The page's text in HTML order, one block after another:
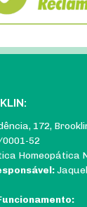
172,
52
Homeopática